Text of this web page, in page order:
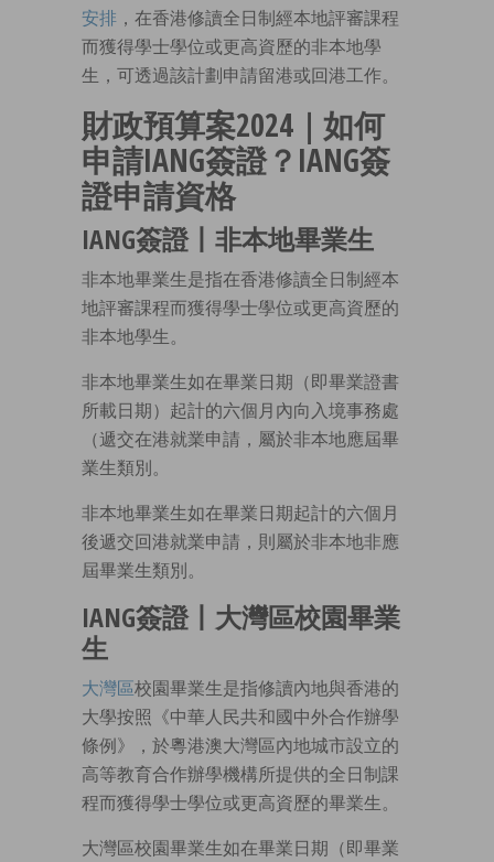
安排 ，在香港修讀全日制經本地評審課程
而獲得學士學位或更高資歷的非本地學
生，可透過該計劃申請留港或回港工作。
財政預算案2024｜如何
申請IANG簽證？IANG簽
證申請資格
IANG簽證丨非本地畢業生
非本地畢業生是指在香港修讀全日制經本
地評審課程而獲得學士學位或更高資歷的
非本地學生。
非本地畢業生如在畢業日期（即畢業證書
所載日期）起計的六個月內向入境事務處
（遞交在港就業申請，屬於非本地應屆畢
業生類別。
非本地畢業生如在畢業日期起計的六個月
後遞交回港就業申請，則屬於非本地非應
屆畢業生類別。
IANG簽證丨大灣區校園畢業
生
大灣區校園畢業生是指修讀內地與香港的
大學按照《中華人民共和國中外合作辦學
條例》，於粵港澳大灣區內地城市設立的
高等教育合作辦學機構所提供的全日制課
程而獲得學士學位或更高資歷的畢業生。
大灣區校園畢業生如在畢業日期（即畢業